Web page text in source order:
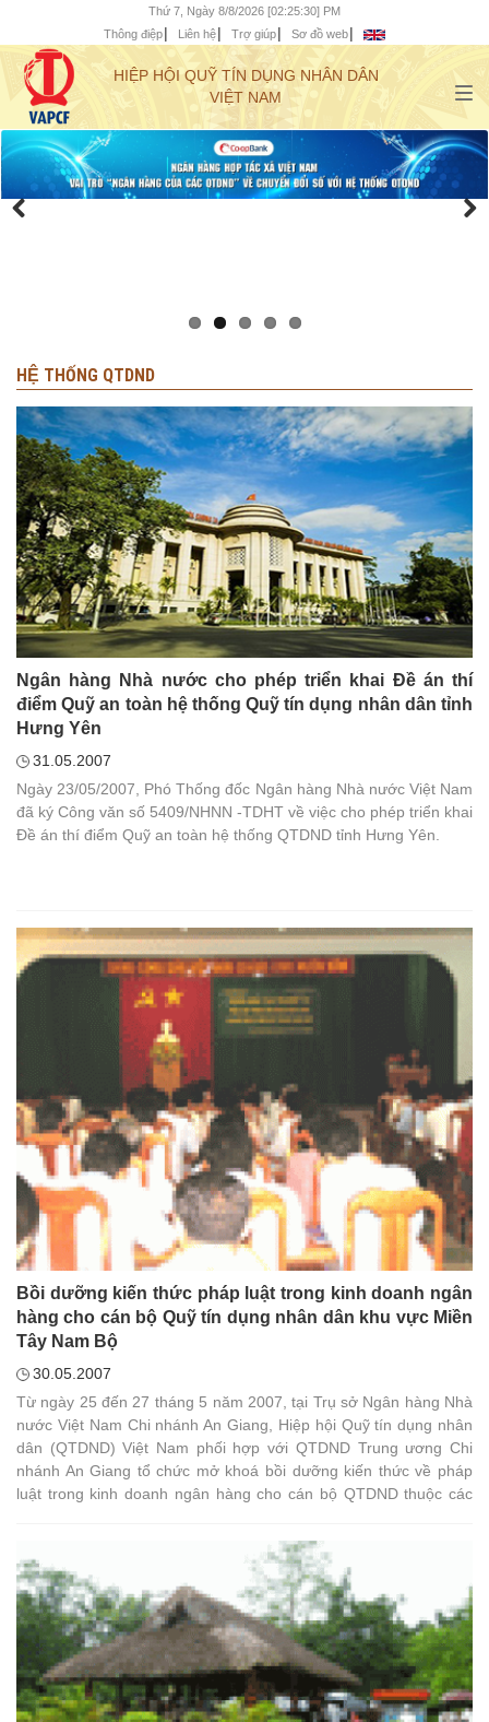
Thứ 7, Ngày 8/8/2026 [02:25:32] PM
Thông điệp
Liên hệ Trợ giúp Sơ đồ web
HIỆP HỘI QUỸ TÍN DỤNG NHÂN DÂN
VIỆT NAM
HỆ THỐNG QTDND
Ngân hàng Nhà nước cho phép triển khai Đề án thí
điểm Quỹ an toàn hệ thống Quỹ tín dụng nhân dân tỉnh
Hưng Yên
31.05.2007
Ngày 23/05/2007, Phó Thống đốc Ngân hàng Nhà nước Việt Nam
đã ký Công văn số 5409/NHNN -TDHT về việc cho phép triển khai
Đề án thí điểm Quỹ an toàn hệ thống QTDND tỉnh Hưng Yên.
Bồi dưỡng kiến thức pháp luật trong kinh doanh ngân
hàng cho cán bộ Quỹ tín dụng nhân dân khu vực Miền
Tây Nam Bộ
30.05.2007
Từ ngày 25 đến 27 tháng 5 năm 2007, tại Trụ sở Ngân hàng Nhà
nước Việt Nam Chi nhánh An Giang, Hiệp hội Quỹ tín dụng nhân
dân (QTDND) Việt Nam phối hợp với QTDND Trung ương Chi
nhánh An Giang tổ chức mở khoá bồi dưỡng kiến thức về pháp
luật trong kinh doanh ngân hàng cho cán bộ QTDND thuộc các
Liêu, Cà Mau, Cần Thơ, Hậu Giang và Kiên Giang.